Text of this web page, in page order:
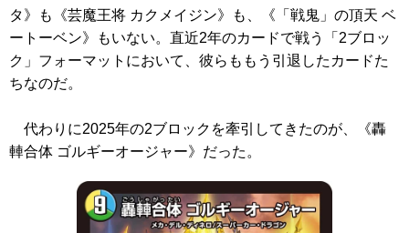
タ》
も 《芸魔王将 カクメイジン》 も、
《「戦鬼」の頂天 ベ
ートーベン》
もいない。直近2年のカードで戦う「2ブロッ
ク」フォーマットにおいて、彼らももう引退したカードた
ちなのだ。
代わりに2025年の2ブロックを牽引してきたのが、
《轟
䡛合体 ゴルギーオージャー》 だった。